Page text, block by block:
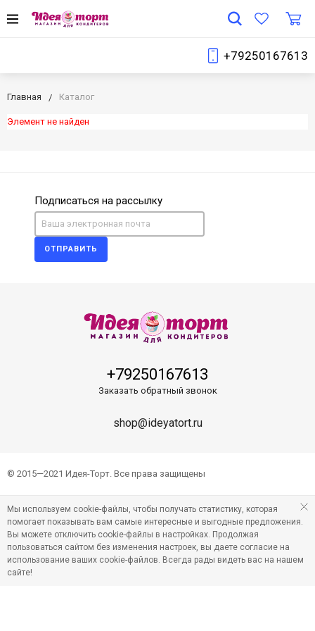
+79250167613
Главная Каталог
Элемент не найден
Подписаться на рассылку
ОТПРАВИТЬ
+79250167613
Заказать обратный звонок
shop@ideyatort.ru
© 2015—2021 Идея-Торт. Все права защищены
Мы используем cookie-файлы, чтобы получать статистику, которая
помогает показывать вам самые интересные и выгодные предложения.
Вы можете отключить cookie-файлы в настройках. Продолжая
пользоваться сайтом без изменения настроек, вы даете согласие на
использование ваших cookie-файлов. Всегда рады видеть вас на нашем
сайте!